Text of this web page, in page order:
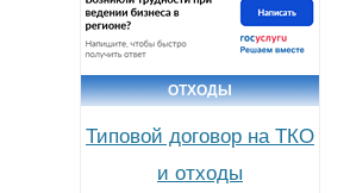
ОТХОДЫ
Типовой договор на ТКО
и отходы